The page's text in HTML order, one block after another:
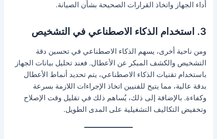
أداء الجهاز واتخاذ القرارات الصحيحة بشأن الصيانة.
3. استخدام الذكاء الاصطناعي في التشخيص
ومن ناحية أخرى، يسهم الذكاء الاصطناعي في تحسين دقة
التشخيص والكشف المبكر عن الأعطال. فعند تحليل بيانات الجهاز
باستخدام تقنيات الذكاء الاصطناعي، يتم تحديد أنماط الأعطال
بدقة عالية، مما يتيح للفنيين اتخاذ الإجراءات اللازمة بسرعة
وكفاءة. بالإضافة إلى ذلك، يُساهم ذلك في تقليل وقت الإصلاح
وتخفيض التكاليف التشغيلية على المدى الطويل.